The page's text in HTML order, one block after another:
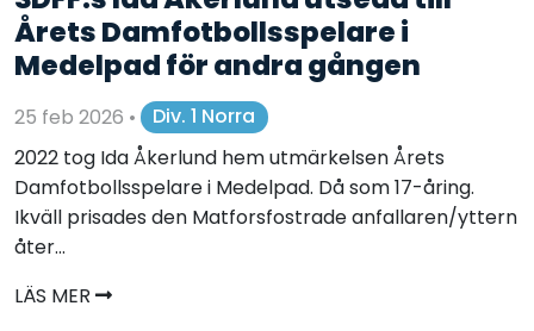
Årets Damfotbollsspelare i
Medelpad för andra gången
25 feb 2026 •
Div. 1 Norra
2022 tog Ida Åkerlund hem utmärkelsen Årets
Damfotbollsspelare i Medelpad. Då som 17-åring.
Ikväll prisades den Matforsfostrade anfallaren/yttern
åter...
LÄS MER